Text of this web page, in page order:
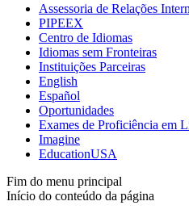
Assessoria de Relações
PIPEEX
Centro de Idiomas
Idiomas sem Fronteiras
Instituições Parceiras
English
Español
Oportunidades
Exames de Proficiência em
Imagine
EducationUSA
Fim do menu principal
Início do conteúdo da página